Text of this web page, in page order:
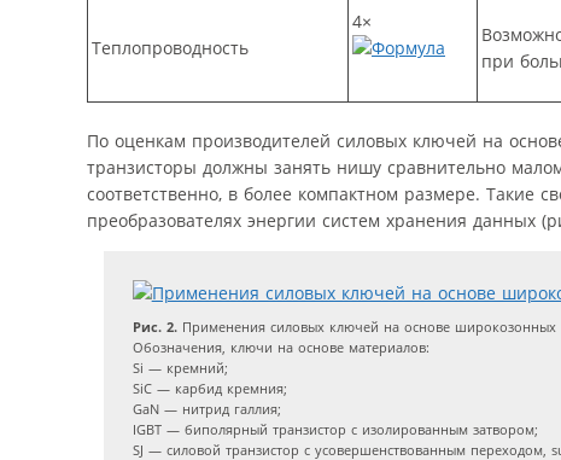
Теплопроводность
4×
при
По оценкам производителей силовых ключей на
транзисторы должны занять нишу сравнительно
соответственно, в более компактном размере. Такие
преобразователях энергии систем хранения данных
Рис. 2.Применения силовых ключей на основе широкозонных
Обозначения, ключи на основе материалов:
Si — кремний;
SiC — карбид кремния;
GaN — нитрид галлия;
IGBT — биполярный транзистор с изолированным затвором;
SJ — силовой транзистор с усовершенствованным переходом,